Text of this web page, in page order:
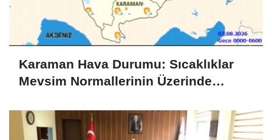
Karaman Hava Durumu: Sıcaklıklar
Mevsim Normallerinin Üzerinde